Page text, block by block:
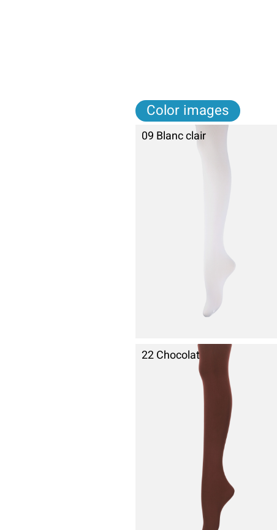
Color images
09 Blanc clair
22 Chocolat